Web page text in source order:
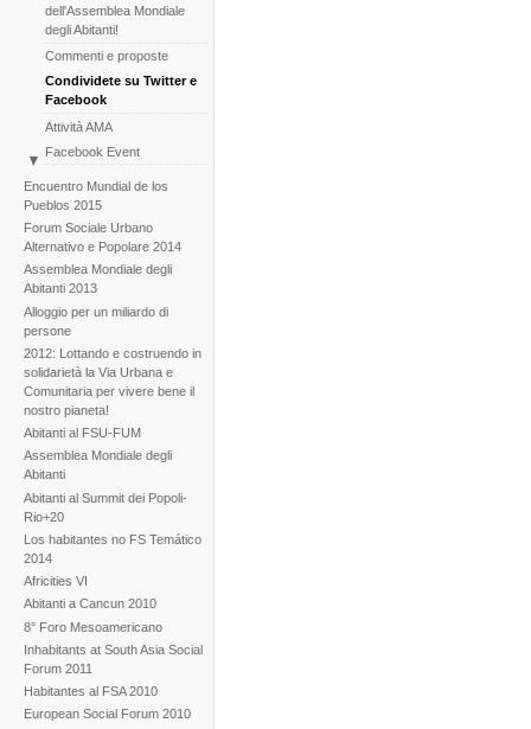
dell'Assemblea Mondiale
degli Abitanti!
Commenti e proposte
Condividete su Twitter e
Facebook
Attività AMA
Facebook Event
La costruzione dell'AMA
Encuentro Mundial de los
Pueblos 2015
Forum Sociale Urbano
Alternativo e Popolare 2014
Assemblea Mondiale degli
Abitanti 2013
Alloggio per un miliardo di
persone
2012: Lottando e costruendo in
solidarietà la Via Urbana e
Comunitaria per vivere bene il
nostro pianeta!
Abitanti al FSU-FUM
Assemblea Mondiale degli
Abitanti
Abitanti al Summit dei Popoli-
Rio+20
Los habitantes no FS Temático
2014
Africities VI
Abitanti a Cancun 2010
8° Foro Mesoamericano
Inhabitants at South Asia Social
Forum 2011
Habitantes al FSA 2010
European Social Forum 2010